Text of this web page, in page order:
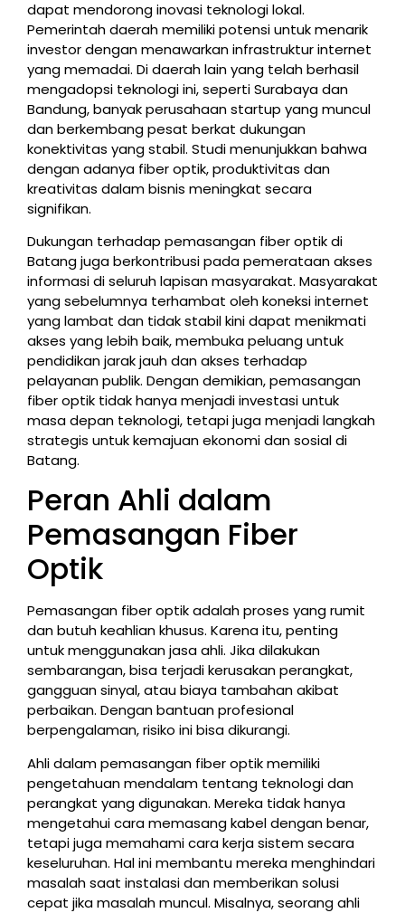
dapat mendorong inovasi teknologi lokal.
Pemerintah daerah memiliki potensi untuk menarik
investor dengan menawarkan infrastruktur internet
yang memadai. Di daerah lain yang telah berhasil
mengadopsi teknologi ini, seperti Surabaya dan
Bandung, banyak perusahaan startup yang muncul
dan berkembang pesat berkat dukungan
konektivitas yang stabil. Studi menunjukkan bahwa
dengan adanya fiber optik, produktivitas dan
kreativitas dalam bisnis meningkat secara
signifikan.
Dukungan terhadap pemasangan fiber optik di
Batang juga berkontribusi pada pemerataan akses
informasi di seluruh lapisan masyarakat. Masyarakat
yang sebelumnya terhambat oleh koneksi internet
yang lambat dan tidak stabil kini dapat menikmati
akses yang lebih baik, membuka peluang untuk
pendidikan jarak jauh dan akses terhadap
pelayanan publik. Dengan demikian, pemasangan
fiber optik tidak hanya menjadi investasi untuk
masa depan teknologi, tetapi juga menjadi langkah
strategis untuk kemajuan ekonomi dan sosial di
Batang.
Peran Ahli dalam
Pemasangan Fiber
Optik
Pemasangan fiber optik adalah proses yang rumit
dan butuh keahlian khusus. Karena itu, penting
untuk menggunakan jasa ahli. Jika dilakukan
sembarangan, bisa terjadi kerusakan perangkat,
gangguan sinyal, atau biaya tambahan akibat
perbaikan. Dengan bantuan profesional
berpengalaman, risiko ini bisa dikurangi.
Ahli dalam pemasangan fiber optik memiliki
pengetahuan mendalam tentang teknologi dan
perangkat yang digunakan. Mereka tidak hanya
mengetahui cara memasang kabel dengan benar,
tetapi juga memahami cara kerja sistem secara
keseluruhan. Hal ini membantu mereka menghindari
masalah saat instalasi dan memberikan solusi
cepat jika masalah muncul. Misalnya, seorang ahli